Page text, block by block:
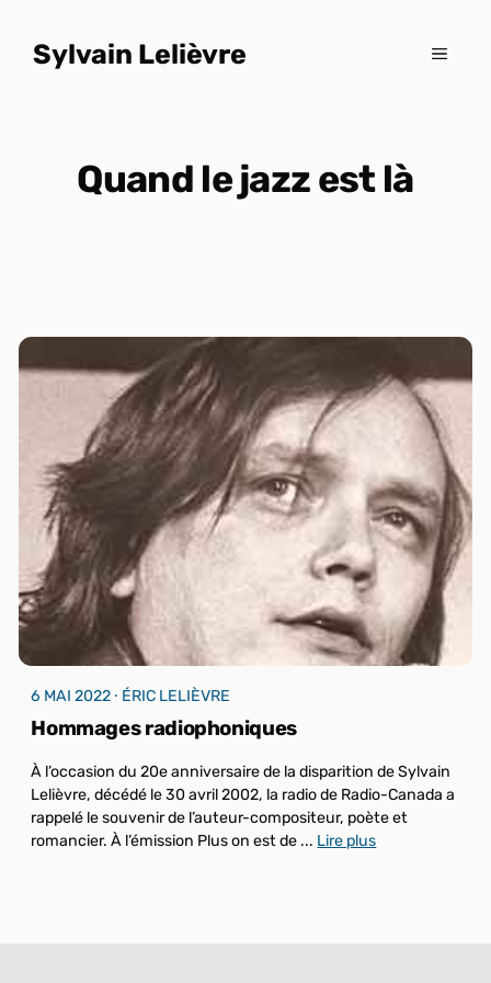
contenuSylvain Lelièvre MENU
Quand le jazz est là
Hommages radiophoniques
6 MAI 2022 ⸱ ÉRIC LELIÈVRE
À l’occasion du 20e anniversaire de la disparition de Sylvain
Lelièvre, décédé le 30 avril 2002, la radio de Radio-Canada a
rappelé le souvenir de l’auteur-compositeur, poète et
romancier. À l’émission Plus on est de ... Lire plus